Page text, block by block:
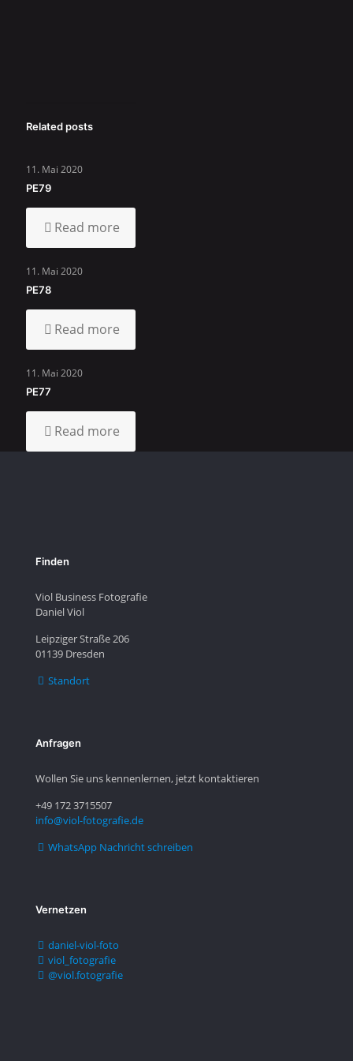
Related posts
11. Mai 2020
PE79
Read more
11. Mai 2020
PE78
Read more
11. Mai 2020
PE77
Read more
Finden
Viol Business Fotografie
Daniel Viol
Leipziger Straße 206
01139 Dresden
Standort
Anfragen
Wollen Sie uns kennenlernen, jetzt kontaktieren
+49 172 3715507
info@viol-fotografie.de
WhatsApp Nachricht schreiben
Vernetzen
daniel-viol-foto
viol_fotografie
@viol.fotografie